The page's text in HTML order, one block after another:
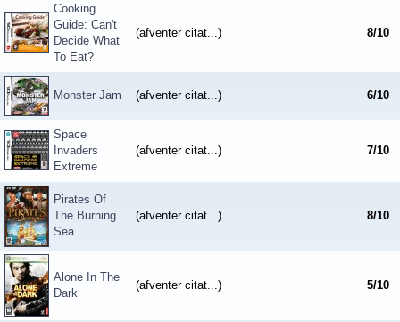
Cooking
Guide: Can't
Decide What
To Eat?
(afventer citat...) 8/10
Monster Jam (afventer citat...) 6/10
Space
Invaders
Extreme
(afventer citat...) 7/10
Pirates Of
The Burning
Sea
(afventer citat...) 8/10
Alone In The
Dark
(afventer citat...) 5/10